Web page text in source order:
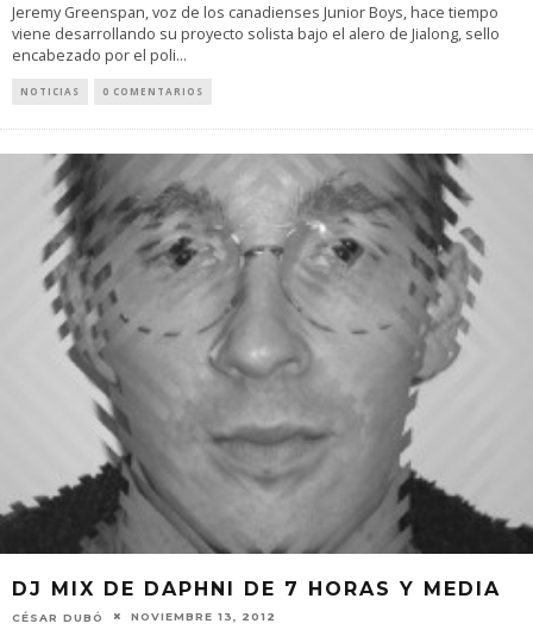
Jeremy Greenspan, voz de los canadienses Junior Boys, hace tiempo
viene desarrollando su proyecto solista bajo el alero de Jialong, sello
encabezado por el poli...
NOTICIAS 0 COMENTARIOS
DJ MIX DE DAPHNI DE 7 HORAS Y MEDIA
CÉSAR DUBÓ NOVIEMBRE 13, 2012